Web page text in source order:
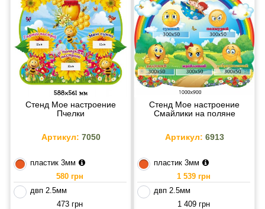
Стенд Мое настроение
Пчелки
Артикул: 7050
пластик 3мм
580 грн
двп 2.5мм
473 грн
Стенд Мое настроение
Смайлики на поляне
Артикул: 6913
пластик 3мм
1 539 грн
двп 2.5мм
1 409 грн